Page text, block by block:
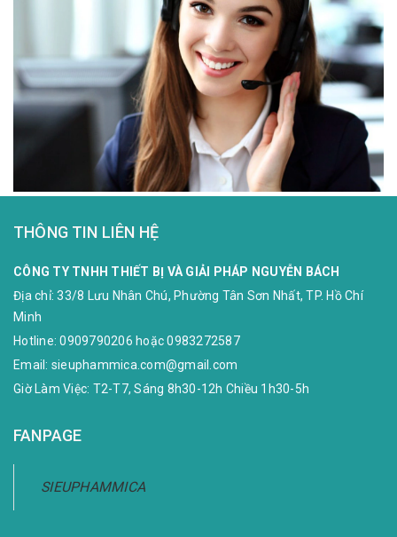
THÔNG TIN LIÊN HỆ
CÔNG TY TNHH THIẾT BỊ VÀ GIẢI PHÁP NGUYỄN BÁCH
Địa chỉ:33/8 Lưu Nhân Chú, Phường Tân Sơn Nhất, TP. Hồ Chí
Minh
Hotline:0909790206 hoặc0983272587
Email: sieuphammica.com@gmail.com
Giờ Làm Việc: T2-T7, Sáng 8h30-12h Chiều 1h30-5h
FANPAGE
SIEUPHAMMICA